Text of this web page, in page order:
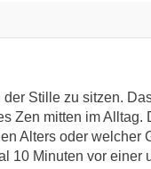
Stille zu sitzen.
Zen mitten im Alltag.
Alters oder welcher
10 Minuten vor einer